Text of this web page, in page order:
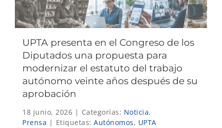
UPTA presenta en el Congreso de los
Diputados una propuesta para
modernizar el estatuto del trabajo
autónomo veinte años después de su
aprobación
18 junio, 2026 | Categorías: Noticia,
Prensa | Etiquetas: Autónomos, UPTA